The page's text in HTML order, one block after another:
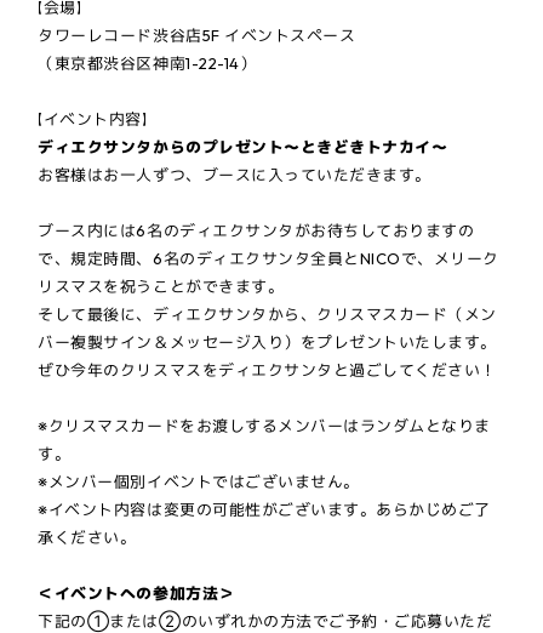
【会場】
タワーレコード渋谷店5F イベントスペース
（東京都渋谷区神南1-22-14）
【イベント内容】
ディエクサンタからのプレゼント〜ときどきトナカイ〜
お客様はお一人ずつ、ブースに入っていただきます。
ブース内には6名のディエクサンタがお待ちしておりますの
で、規定時間、6名のディエクサンタ全員とNICOで、メリーク
リスマスを祝うことができます。
そして最後に、ディエクサンタから、クリスマスカード（メン
バー複製サイン＆メッセージ入り）をプレゼントいたします。
ぜひ今年のクリスマスをディエクサンタと過ごしてください！
※クリスマスカードをお渡しするメンバーはランダムとなりま
す。
※メンバー個別イベントではございません。
※イベント内容は変更の可能性がございます。あらかじめご了
承ください。
＜イベントへの参加方法＞
下記の①または②のいずれかの方法でご予約・ご応募いただ